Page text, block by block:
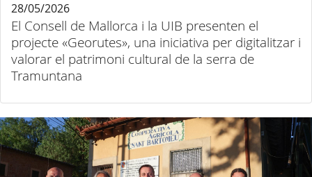
El Consell de Mallorca i la UIB presenten el
projecte «Georutes», una iniciativa per digitalitzar i
valorar el patrimoni cultural de la serra de
Tramuntana
28/05/2026